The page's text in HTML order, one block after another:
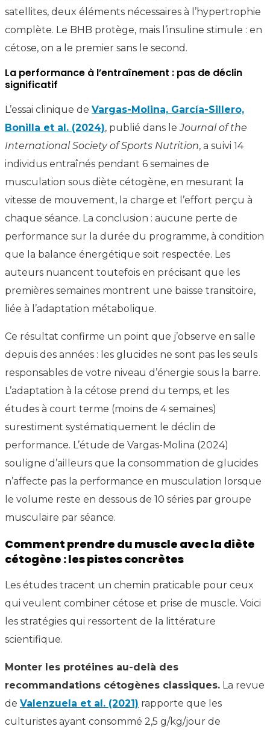
satellites, deux éléments nécessaires à l’hypertrophie
complète. Le BHB protège, mais l’insuline stimule : en
cétose, on a le premier sans le second.
La performance à l’entraînement : pas de déclin
significatif
L’essai clinique de Vargas-Molina, García-Sillero,
Bonilla et al. (2024), publié dans leJournal of the
International Society of Sports Nutrition, a suivi 14
individus entraînés pendant 6 semaines de
musculation sous diète cétogène, en mesurant la
vitesse de mouvement, la charge et l’effort perçu à
chaque séance. La conclusion : aucune perte de
performance sur la durée du programme, à condition
que la balance énergétique soit respectée. Les
auteurs nuancent toutefois en précisant que les
premières semaines montrent une baisse transitoire,
liée à l’adaptation métabolique.
Ce résultat confirme un point que j’observe en salle
depuis des années : les glucides ne sont pas les seuls
responsables de votre niveau d’énergie sous la barre.
L’adaptation à la cétose prend du temps, et les
études à court terme (moins de 4 semaines)
surestiment systématiquement le déclin de
performance. L’étude de Vargas-Molina (2024)
souligne d’ailleurs que la consommation de glucides
n’affecte pas la performance en musculation lorsque
le volume reste en dessous de 10 séries par groupe
musculaire par séance.
Comment prendre du muscle avec la diète
cétogène : les pistes concrètes
Les études tracent un chemin praticable pour ceux
qui veulent combiner cétose et prise de muscle. Voici
les stratégies qui ressortent de la littérature
scientifique.
Monter les protéines au-delà des
recommandations cétogènes classiques. La revue
de Valenzuela et al. (2021) rapporte que les
culturistes ayant consommé 2,5 g/kg/jour de